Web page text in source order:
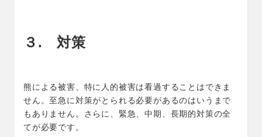
３. 対策
熊による被害、特に人的被害は看過することはできま
せん。至急に対策がとられる必要があるのはいうまで
もありません。さらに、緊急、中期、長期的対策の全
てが必要です。